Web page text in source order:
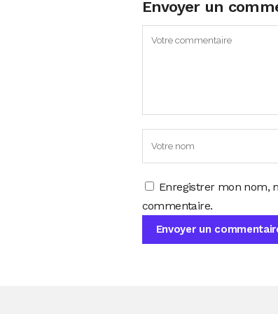
Envoyer un
Enregistrer mon nom,
commentaire.